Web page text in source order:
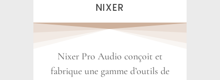
NIXER
Nixer Pro Audio conçoit et
fabrique une gamme d’outils de